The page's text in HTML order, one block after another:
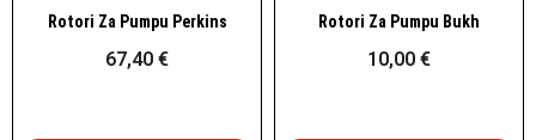
Brzi pogled
Rotori Za Pumpu Perkins
67,40 €
Brzi pogled
Rotori Za Pumpu Bukh
10,00 €